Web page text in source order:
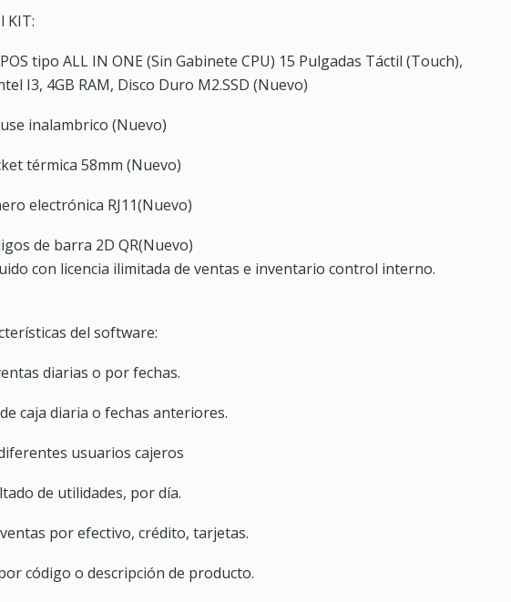
KIT:
tipo ALL IN ONE (Sin Gabinete CPU) 15 Pulgadas Táctil (Touch),
I3, 4GB RAM, Disco Duro M2.SSD (Nuevo)
inalambrico (Nuevo)
térmica 58mm (Nuevo)
electrónica RJ11(Nuevo)
de barra 2D QR(Nuevo)
con licencia ilimitada de ventas e inventario control interno.
del software:
diarias o por fechas.
caja diaria o fechas anteriores.
usuarios cajeros
de utilidades, por día.
por efectivo, crédito, tarjetas.
código o descripción de producto.